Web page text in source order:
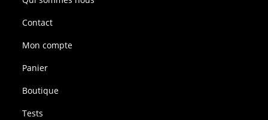
Contact
Mon compte
Panier
Boutique
Tests